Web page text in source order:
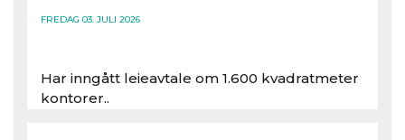
FREDAG 03. JULI 2026
Har inngått leieavtale om 1.600 kvadratmeter
kontorer..